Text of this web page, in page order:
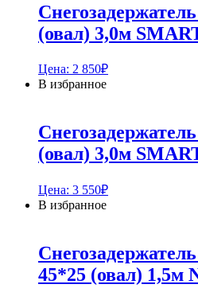
(овал) 3,0м
Цена: 2 850₽
В избранное
(овал) 3,0м
Цена: 3 550₽
В избранное
45*25 (овал) 1,5м